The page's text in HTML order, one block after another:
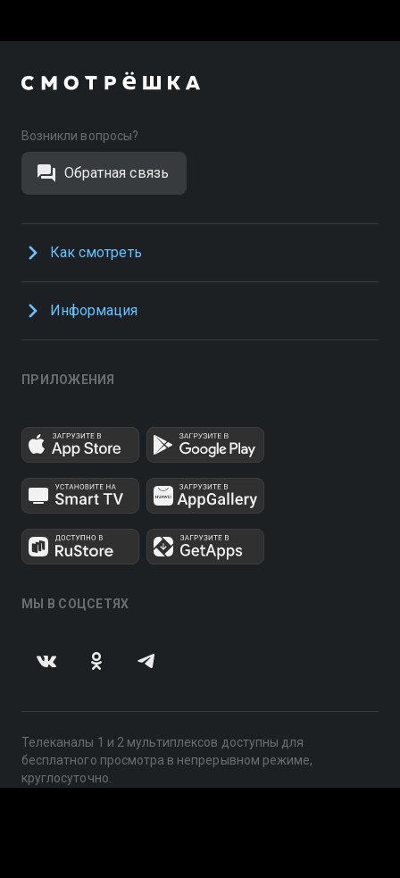
Возникли вопросы?
Обратная связь
Как смотреть
Информация
ПРИЛОЖЕНИЯ
МЫ В СОЦСЕТЯХ
Телеканалы 1 и 2 мультиплексов доступны для
бесплатного просмотра в непрерывном режиме,
круглосуточно.